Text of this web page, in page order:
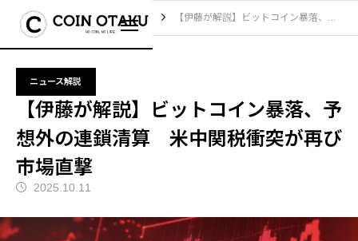
ブログ ニュース解説 【伊藤が解説】ビットコイン暴落、予想外の連鎖清算 米中関税衝突が再び市場直撃
ニュース解説
【伊藤が解説】ビットコイン暴落、予
想外の連鎖清算 米中関税衝突が再び
市場直撃
2025.10.11